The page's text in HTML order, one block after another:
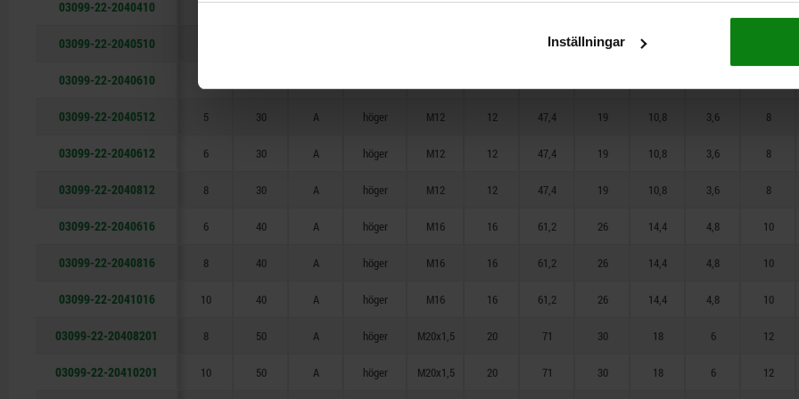
Inställningar
03099-22-2040410 4 25 A höger M10 10 38,5 15 9 3 6
03099-22-2040510 38,5 15
03099-22-2040610
03099-22-2040512 5 30 A höger M12 12 47,4 19 10,8 3,6 8
03099-22-2040612 6 30 A höger M12 12 47,4 19 10,8 3,6 8
03099-22-2040812 8 30 A höger M12 12 47,4 19 10,8 3,6 8
03099-22-2040616 6 40 A höger M16 16 61,2 26 14,4 4,8 10
03099-22-2040816 8 40 A höger M16 16 61,2 26 14,4 4,8 10
03099-22-2041016 10 40 A höger M16 16 61,2 26 14,4 4,8 10
03099-22-20408201 8 50 A höger M20x1,5 20 71 30 18 6 12
03099-22-20410201 10 50 A höger M20x1,5 20 71 30 18 6 12